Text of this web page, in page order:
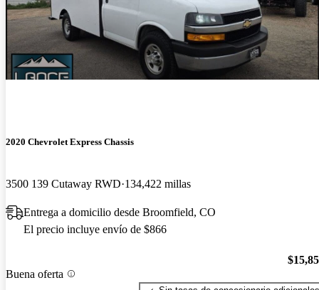
2020 Chevrolet Express Chassis
3500 139 Cutaway RWD 134,422 millas
Entrega a domicilio desde Broomfield, CO
El precio incluye envío de $866
Buena oferta